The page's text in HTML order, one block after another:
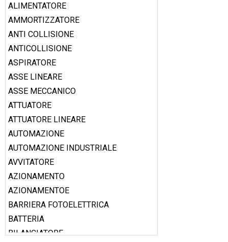
ALIMENTATORE
AMMORTIZZATORE
ANTI COLLISIONE
ANTICOLLISIONE
ASPIRATORE
ASSE LINEARE
ASSE MECCANICO
ATTUATORE
ATTUATORE LINEARE
AUTOMAZIONE
AUTOMAZIONE INDUSTRIALE
AVVITATORE
AZIONAMENTO
AZIONAMENTOE
BARRIERA FOTOELETTRICA
BATTERIA
BILANCIATORE